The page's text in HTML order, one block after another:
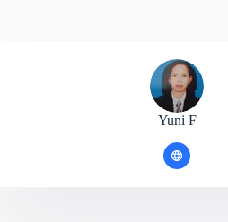
Yuni F